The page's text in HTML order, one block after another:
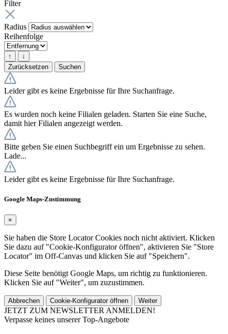
Filter
Radius
Reihenfolge
↑
↓
Zurücksetzen
Suchen
Leider gibt es keine Ergebnisse für Ihre Suchanfrage.
Es wurden noch keine Filialen geladen. Starten Sie eine Suche,
damit hier Filialen angezeigt werden.
Bitte geben Sie einen Suchbegriff ein um Ergebnisse zu sehen.
Lade...
Leider gibt es keine Ergebnisse für Ihre Suchanfrage.
Google Maps-Zustimmung
×
Sie haben die Store Locator Cookies noch nicht aktiviert. Klicken
Sie dazu auf "Cookie-Konfigurator öffnen", aktivieren Sie "Store
Locator" im Off-Canvas und klicken Sie auf "Speichern".
Diese Seite benötigt Google Maps, um richtig zu funktionieren.
Klicken Sie auf "Weiter", um zuzustimmen.
Abbrechen Cookie-Konfigurator öffnen Weiter
JETZT ZUM NEWSLETTER ANMELDEN!
Verpasse keines unserer Top-Angebote